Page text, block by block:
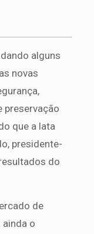
alguns
novas
preservação
que a lata
presidente-
do
de
ainda o